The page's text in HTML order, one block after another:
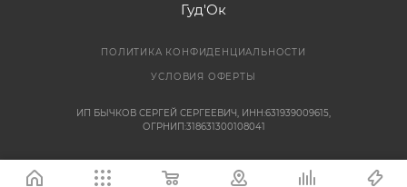
Гуд'Ок
ПОЛИТИКА КОНФИДЕНЦИАЛЬНОСТИ
УСЛОВИЯ ОФЕРТЫ
ИП БЫЧКОВ СЕРГЕЙ СЕРГЕЕВИЧ, ИНН:631939009615,
ОГРНИП:318631300108041